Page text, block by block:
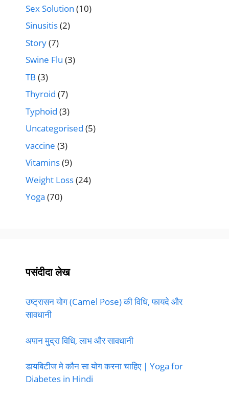
Sex Solution (10)
Sinusitis(2)
Story(7)
Swine Flu (3)
TB (3)
Thyroid (7)
Typhoid (3)
Uncategorised (5)
vaccine (3)
Vitamins(9)
Weight Loss(24)
Yoga (70)
पसंदीदा लेख
उष्ट्रासन योग (Camel Pose) की विधि, फायदे और
सावधानी
अपान मुद्रा विधि, लाभ और सावधानी
डायबिटीज मे कौन सा योग करना चाहिए | Yoga for
Diabetes in Hindi